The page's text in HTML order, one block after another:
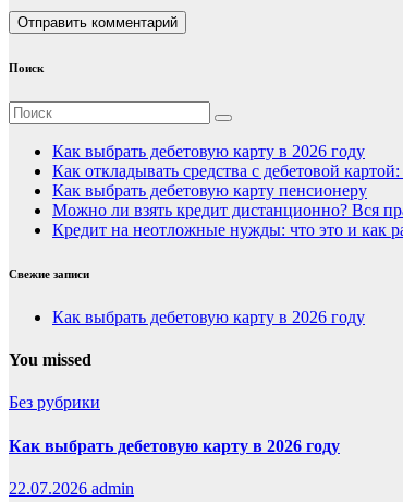
Поиск
Как выбрать дебетовую карту в 2026 году
Как откладывать средства с дебетовой
Как выбрать дебетовую карту пенсионеру
Можно ли взять кредит дистанционно? Вся
Кредит на неотложные нужды: что это и как
Свежие записи
Как выбрать дебетовую карту в 2026 году
You missed
Без рубрики
Как выбрать дебетовую карту в 2026 году
22.07.2026 admin